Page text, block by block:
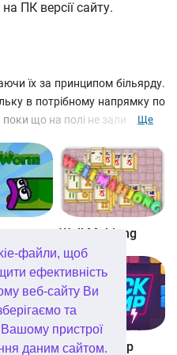
файли, щоб
ефективність
веб-сайту Ви
та
пристрої
даним сайтом.
ПК версії сайту.
їх за принципом більярду.
в потрібному напрямку по
поки що на полі не залишиться
Ще
Well Mahjong
The Daily Diagonal Sudoku Block Champ